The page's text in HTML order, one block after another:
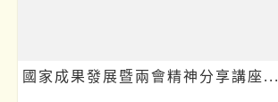
國家成果發展暨兩會精神分享講座...